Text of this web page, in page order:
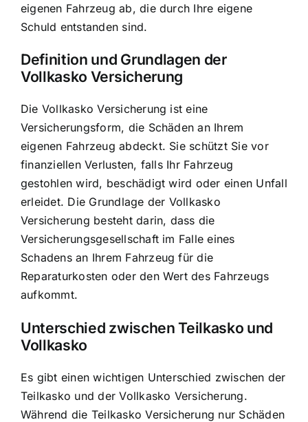
eigenen Fahrzeug ab, die durch Ihre eigene
Schuld entstanden sind.
Definition und Grundlagen der
Vollkasko Versicherung
Die Vollkasko Versicherung ist eine
Versicherungsform, die Schäden an Ihrem
eigenen Fahrzeug abdeckt. Sie schützt Sie vor
finanziellen Verlusten, falls Ihr Fahrzeug
gestohlen wird, beschädigt wird oder einen Unfall
erleidet. Die Grundlage der Vollkasko
Versicherung besteht darin, dass die
Versicherungsgesellschaft im Falle eines
Schadens an Ihrem Fahrzeug für die
Reparaturkosten oder den Wert des Fahrzeugs
aufkommt.
Unterschied zwischen Teilkasko und
Vollkasko
Es gibt einen wichtigen Unterschied zwischen der
Teilkasko und der Vollkasko Versicherung.
Während die Teilkasko Versicherung nur Schäden